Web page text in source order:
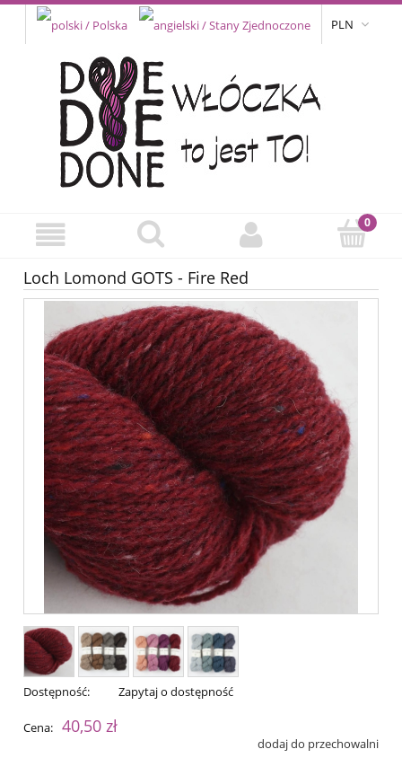
PLN
Loch Lomond GOTS - Fire Red
Dostępność: Zapytaj o dostępność
Cena: 40,50 zł
dodaj do przechowalni